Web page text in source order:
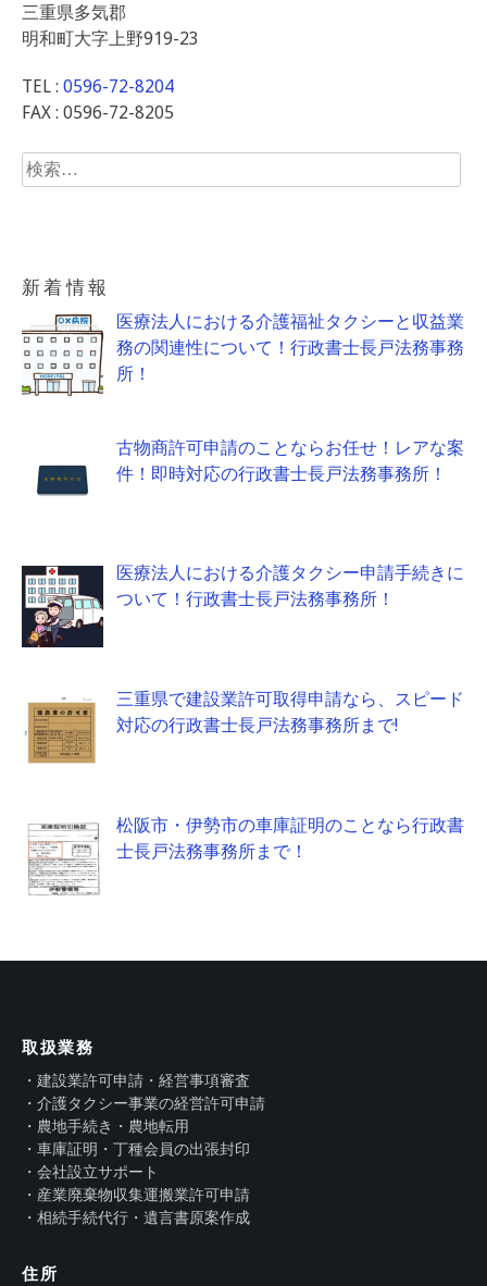
三重県多気郡
明和町大字上野919-23
TEL : 0596-72-8204
FAX : 0596-72-8205
検
索:
新着情報
医療法人における介護福祉タクシーと収益業
務の関連性について！行政書士長戸法務事務
所！
古物商許可申請のことならお任せ！レアな案
件！即時対応の行政書士長戸法務事務所！
医療法人における介護タクシー申請手続きに
ついて！行政書士長戸法務事務所！
三重県で建設業許可取得申請なら、スピード
対応の行政書士長戸法務事務所まで!
松阪市・伊勢市の車庫証明のことなら行政書
士長戸法務事務所まで！
取扱業務
・建設業許可申請・経営事項審査
・介護タクシー事業の経営許可申請
・農地手続き・農地転用
・車庫証明・丁種会員の出張封印
・会社設立サポート
・産業廃棄物収集運搬業許可申請
・相続手続代行・遺言書原案作成
住所